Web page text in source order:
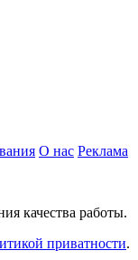
О нас Реклама
качества работы.
приватности.